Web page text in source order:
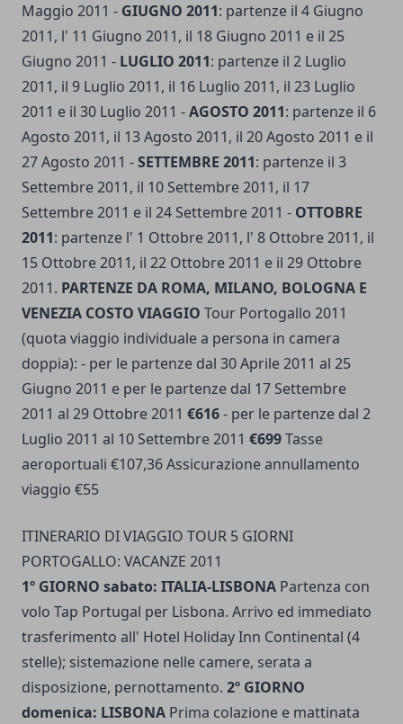
Maggio 2011 - GIUGNO 2011: partenze il 4 Giugno
2011, l' 11 Giugno 2011, il 18 Giugno 2011 e il 25
Giugno 2011 - LUGLIO 2011: partenze il 2 Luglio
2011, il 9 Luglio 2011, il 16 Luglio 2011, il 23 Luglio
2011 e il 30 Luglio 2011 -AGOSTO 2011: partenze il 6
Agosto 2011, il 13 Agosto 2011, il 20 Agosto 2011 e il
27 Agosto 2011 -SETTEMBRE 2011: partenze il 3
Settembre 2011, il 10 Settembre 2011, il 17
Settembre 2011 e il 24 Settembre 2011 - OTTOBRE
2011: partenze l' 1 Ottobre 2011, l' 8 Ottobre 2011, il
15 Ottobre 2011, il 22 Ottobre 2011 e il 29 Ottobre
2011. PARTENZE DA ROMA, MILANO, BOLOGNA E
VENEZIA COSTO VIAGGIO Tour Portogallo 2011
(quota viaggio individuale a persona in camera
doppia): - per le partenze dal 30 Aprile 2011 al 25
Giugno 2011 e per le partenze dal 17 Settembre
2011 al 29 Ottobre 2011 €616- per le partenze dal 2
Luglio 2011 al 10 Settembre 2011 €699Tasse
aeroportuali €107,36 Assicurazione annullamento
viaggio €55
ITINERARIO DI VIAGGIO TOUR 5 GIORNI
PORTOGALLO: VACANZE 2011
1º GIORNO sabato: ITALIA-LISBONA Partenza con
volo Tap Portugal per Lisbona. Arrivo ed immediato
trasferimento all' Hotel Holiday Inn Continental (4
stelle); sistemazione nelle camere, serata a
disposizione, pernottamento. 2º GIORNO
domenica: LISBONA Prima colazione e mattinata